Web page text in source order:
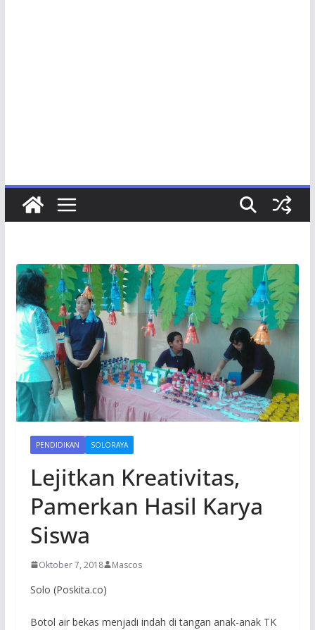
PENDIDIKAN SOLORAYA
Lejitkan Kreativitas,
Pamerkan Hasil Karya
Siswa
Oktober 7, 2018 Mascos
Solo (Poskita.co)
Botol air bekas menjadi indah di tangan anak-anak TK